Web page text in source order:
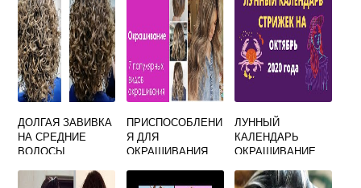
ДОЛГАЯ ЗАВИВКА
НА СРЕДНИЕ
ВОЛОСЫ
ПРИСПОСОБЛЕНИ
Я ДЛЯ
ОКРАШИВАНИЯ
ЛУННЫЙ
КАЛЕНДАРЬ
ОКРАШИВАНИЕ